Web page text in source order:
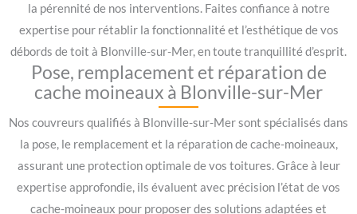
la pérennité de nos interventions. Faites confiance à notre
expertise pour rétablir la fonctionnalité et l’esthétique de vos
débords de toit à Blonville-sur-Mer, en toute tranquillité d’esprit.
Pose, remplacement et réparation de
cache moineaux à Blonville-sur-Mer
Nos couvreurs qualifiés à Blonville-sur-Mer sont spécialisés dans
la pose, le remplacement et la réparation de cache-moineaux,
assurant une protection optimale de vos toitures. Grâce à leur
expertise approfondie, ils évaluent avec précision l’état de vos
cache-moineaux pour proposer des solutions adaptées et